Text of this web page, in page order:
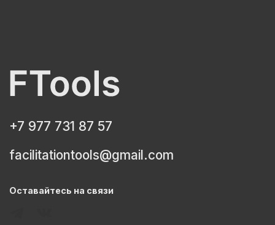
+7 977 731 87 57
facilitationtools@gmail.com
Оставайтесь на связи